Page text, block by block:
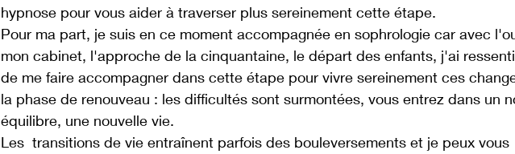
hypnose pour vous aider à traverser plus sereinement cette étape.
Pour ma part, je suis en ce moment accompagnée en sophrologie car avec
mon cabinet, l'approche de la cinquantaine, le départ des enfants, j'ai
de me faire accompagner dans cette étape pour vivre sereinement ces
la phase de renouveau : les difficultés sont surmontées, vous entrez dans un
équilibre, une nouvelle vie.
Les  transitions de vie entraînent parfois des bouleversements et je peux vous